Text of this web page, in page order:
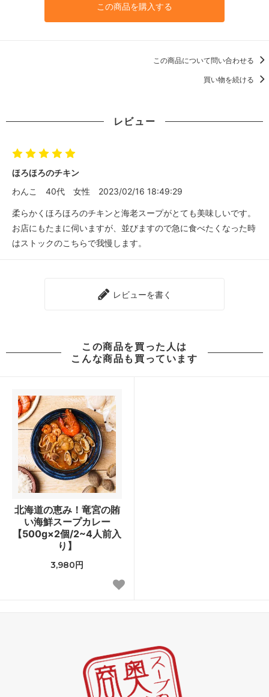
この商品を購入する
この商品について問い合わせる
買い物を続ける
レビュー
ほろほろのチキン
わんこ
40代 女性 2023/02/16 18:49:29
柔らかくほろほろのチキンと海老スープがとても美味しいです。
お店にもたまに伺いますが、並びますので急に食べたくなった時
はストックのこちらで我慢します。
レビューを書く
この商品を買った人は
こんな商品も買っています
北海道の恵み！竜宮の賄
い海鮮スープカレー
【500g×2個/2~4人前入
り】
3,980円